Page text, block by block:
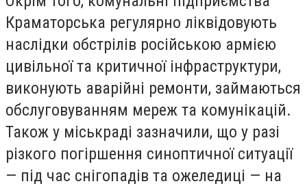
Краматорська регулярно ліквідовують
наслідки обстрілів російською армією
цивільної та критичної інфраструктури,
виконують аварійні ремонти, займаються
обслуговуванням мереж та комунікацій.
Також у міськраді зазначили, що у разі
різкого погіршення синоптичної ситуації
— під час снігопадів та ожеледиці — на